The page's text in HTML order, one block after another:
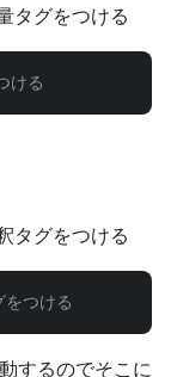
タグをつける
ける
タグをつける
をつける
するのでそこに